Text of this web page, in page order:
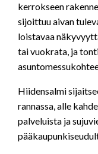
kerrokseen
sijoittuu aivan
loistavaa
tai vuokrata, ja
Hiidensalmi
rannassa, alle
palveluista ja